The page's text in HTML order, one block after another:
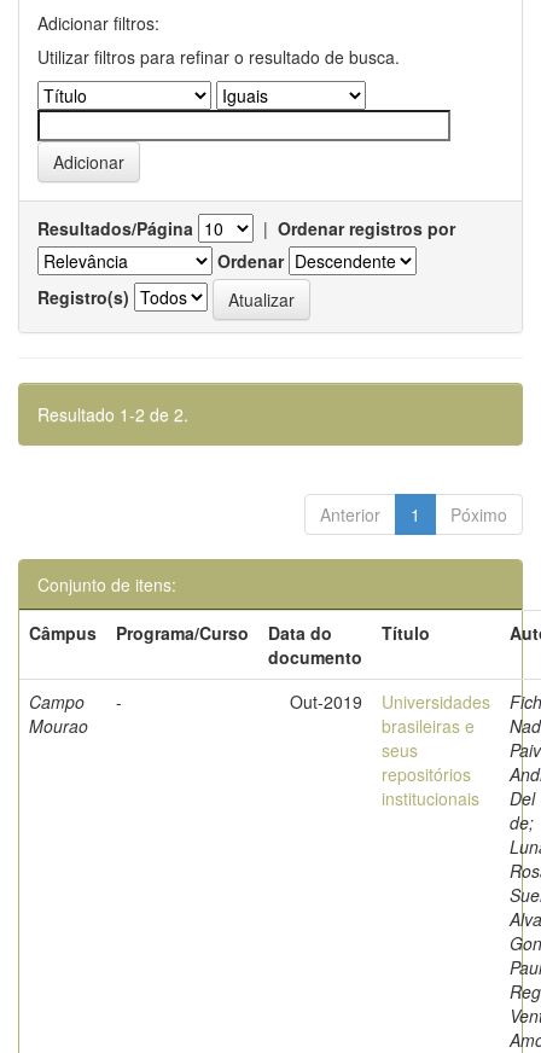
Adicionar filtros:
Utilizar filtros para refinar o resultado de busca.
Resultados/Página | Ordenar registros por
Ordenar
Registro(s)
Resultado 1-2 de 2.
Anterior 1 Póximo
Conjunto de itens:
Câmpus
Programa/Curso
Data do
documento
Título
Campo
Mourao
- Out-2019
Universidades
brasileiras e
seus
repositórios
institucionais
Del
de;